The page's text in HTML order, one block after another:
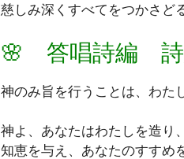
慈しみ深くすべてをつかさど
🌸 答唱詩編
神のみ旨を行うことは、わた
神よ、あなたはわたしを造り
知恵を与え、あなたのすすめ